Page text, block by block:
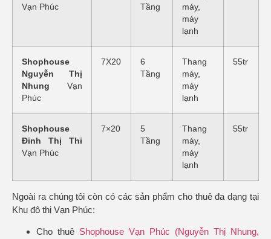
Vạn Phúc
Tầng
máy,
máy
lạnh
Shophouse
Nguyễn Thị
Nhung Vạn
Phúc
7X20
6
Tầng
Thang
máy,
máy
lạnh
55tr
Shophouse
Đinh Thị Thi
Vạn Phúc
7×20
5
Tầng
Thang
máy,
máy
lạnh
55tr
Ngoài ra chúng tôi còn có các sản phẩm cho thuê đa dạng tại
Khu đô thị Vạn Phúc:
Cho thuê Shophouse Vạn Phúc (Nguyễn Thị Nhung,